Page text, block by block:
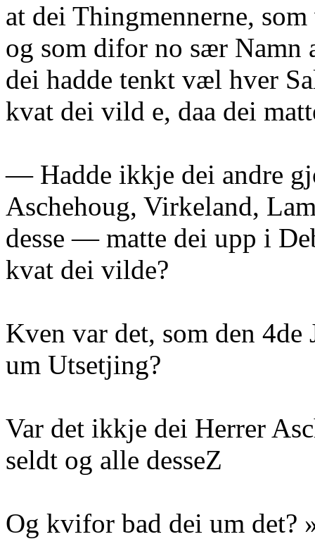
at dei Thingmennerne,
og som difor no sær
dei hadde tenkt væl hver
kvat dei vild e, daa dei
— Hadde ikkje dei andre
Aschehoug, Virkeland,
desse — matte dei upp i
kvat dei vilde?
Kven var det, som den 4de
um Utsetjing?
Var det ikkje dei Herrer
seldt og alle desseZ
Og kvifor bad dei um det?